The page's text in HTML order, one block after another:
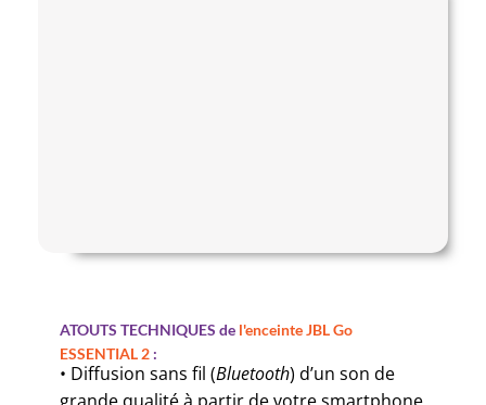
ATOUTS TECHNIQUES de l'enceinte JBL Go
ESSENTIAL 2 :
• Diffusion sans fil (Bluetooth) d’un son de